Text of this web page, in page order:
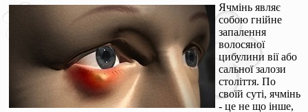
Ячмінь являє
собою гнійне
запалення
волосяної
цибулини вії або
сальної залози
століття. По
своїй суті, ячмінь
- це не що інше,